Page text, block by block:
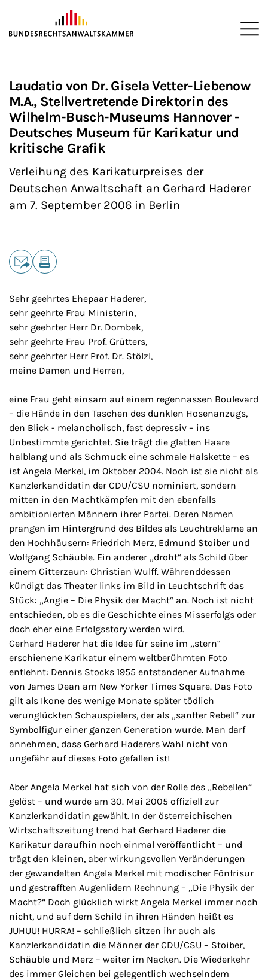
ZUM HAUPTINHALT SPRINGEN
Laudatio von Dr. Gisela Vetter-Liebenow
M.A., Stellvertretende Direktorin des
Wilhelm-Busch-Museums Hannover -
Deutsches Museum für Karikatur und
kritische Grafik
Verleihung des Karikaturpreises der
Deutschen Anwaltschaft an Gerhard Haderer
am 7. September 2006 in Berlin
Teilen
Sehr geehrtes Ehepaar Haderer,
sehr geehrte Frau Ministerin,
sehr geehrter Herr Dr. Dombek,
sehr geehrte Frau Prof. Grütters,
sehr geehrter Herr Prof. Dr. Stölzl,
meine Damen und Herren,
eine Frau geht einsam auf einem regennassen Boulevard
– die Hände in den Taschen des dunklen Hosenanzugs,
den Blick - melancholisch, fast depressiv – ins
Unbestimmte gerichtet. Sie trägt die glatten Haare
halblang und als Schmuck eine schmale Halskette – es
ist Angela Merkel, im Oktober 2004. Noch ist sie nicht als
Kanzlerkandidatin der CDU/CSU nominiert, sondern
mitten in den Machtkämpfen mit den ebenfalls
ambitionierten Männern ihrer Partei. Deren Namen
prangen im Hintergrund des Bildes als Leuchtreklame an
den Hochhäusern: Friedrich Merz, Edmund Stoiber und
Wolfgang Schäuble. Ein anderer „droht“ als Schild über
einem Gitterzaun: Christian Wulff. Währenddessen
kündigt das Theater links im Bild in Leuchtschrift das
Stück: „Angie – Die Physik der Macht“ an. Noch ist nicht
entschieden, ob es die Geschichte eines Misserfolgs oder
doch eher eine Erfolgsstory werden wird.
Gerhard Haderer hat die Idee für seine im „stern“
erschienene Karikatur einem weltberühmten Foto
entlehnt: Dennis Stocks 1955 entstandener Aufnahme
von James Dean am New Yorker Times Square. Das Foto
gilt als Ikone des wenige Monate später tödlich
verunglückten Schauspielers, der als „sanfter Rebell“ zur
Symbolfigur einer ganzen Generation wurde. Man darf
annehmen, dass Gerhard Haderers Wahl nicht von
ungefähr auf dieses Foto gefallen ist!
Aber Angela Merkel hat sich von der Rolle des „Rebellen“
gelöst – und wurde am 30. Mai 2005 offiziell zur
Kanzlerkandidatin gewählt. In der österreichischen
Wirtschaftszeitung trend hat Gerhard Haderer die
Karikatur daraufhin noch einmal veröffentlicht – und
trägt den kleinen, aber wirkungsvollen Veränderungen
der gewandelten Angela Merkel mit modischer Fönfrisur
und gestrafften Augenlidern Rechnung – „Die Physik der
Macht?“ Doch glücklich wirkt Angela Merkel immer noch
nicht, und auf dem Schild in ihren Händen heißt es
JUHUU! HURRA! – schließlich sitzen ihr auch als
Kanzlerkandidatin die Männer der CDU/CSU – Stoiber,
Schäuble und Merz – weiter im Nacken. Die Wiederkehr
des immer Gleichen bei gelegentlich wechselndem